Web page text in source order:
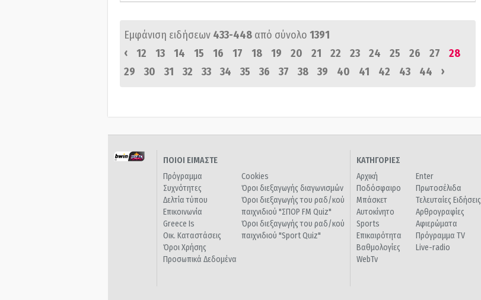
Εμφάνιση ειδήσεων 433-448 από σύνολο 1391
‹
12 13 14 15 16 17 18 19 20 21 22 23 24 25 26 27
28
29
30 31 32 33 34 35 36 37 38 39 40 41 42 43 44 ›
ΠΟΙΟΙ ΕΙΜΑΣΤΕ
Πρόγραμμα
Συχνότητες
Δελτία τύπου
Επικοινωνία
Greece Is
Οικ. Καταστάσεις
Όροι Χρήσης
Προσωπικά Δεδομένα
Cookies
Όροι διεξαγωγής διαγωνισμών
Όροι διεξαγωγής του ραδ/κού
παιχνιδιού "ΣΠΟΡ FM Quiz"
Όροι διεξαγωγής του ραδ/κού
παιχνιδιού "Sport Quiz"
ΚΑΤΗΓΟΡΙΕΣ
Αρχική
Ποδόσφαιρο
Μπάσκετ
Αυτοκίνητο
Sports
Επικαιρότητα
Βαθμολογίες
WebTv
Enter
Πρωτοσέλιδα
Τελευταίες Ειδήσεις
Αρθρογραφίες
Αφιερώματα
Πρόγραμμα TV
Live-radio